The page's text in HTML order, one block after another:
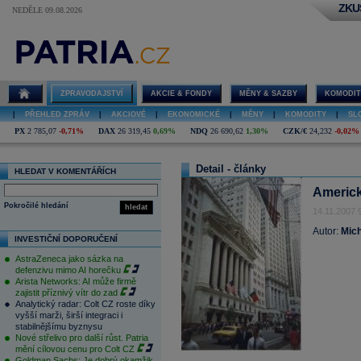
NEDĚLE 09.08.2026
ZPRAVODAJSTVÍ AKCIE & FONDY MĚNY & SAZBY
PŘEHLED ZPRÁV AKCIOVÉ EKONOMICKÉ MĚNY KOMODITY
PX 2 785,07 -0,71% DAX 26 319,45 0,69% NDQ 26 690,62 1,30% CZK/€ 24,232 -0,02%
HLEDAT V KOMENTÁŘÍCH
hledat
Pokročilé hledání
INVESTIČNÍ DOPORUČENÍ
AstraZeneca jako sázka na
defenzivu mimo AI horečku
Arista Networks: AI může firmě
zajistit příznivý vítr do zad
Analytický radar: Colt CZ roste díky
vyšší marži, širší integraci i
stabilnějšímu byznysu
Nové střelivo pro další růst. Patria
mění cílovou cenu pro Colt CZ
Detail - články
14.11.2007
Autor: